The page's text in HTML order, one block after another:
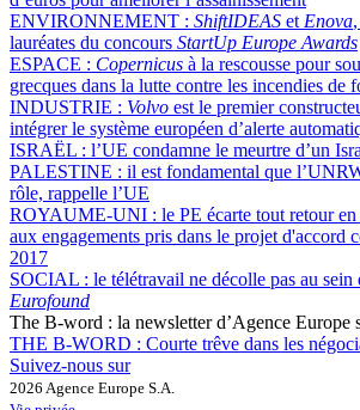
ENVIRONNEMENT : ShiftIDEAS et Enova
lauréates du concours StartUp Europe Awards
ESPACE : Copernicus à la rescousse pour
grecques dans la lutte contre les incendies de
INDUSTRIE : Volvo est le premier
intégrer le système européen d’alerte
ISRAËL : l’UE condamne le meurtre d’un
PALESTINE : il est fondamental que
rôle, rappelle l’UE
ROYAUME-UNI : le PE écarte tout retour
aux engagements pris dans le projet d'accord
2017
SOCIAL : le télétravail ne décolle pas au sein
Eurofound
The B-word : la newsletter d’Agence Europe
THE B-WORD : Courte trêve dans les
Suivez-nous sur
2026 Agence Europe S.A.